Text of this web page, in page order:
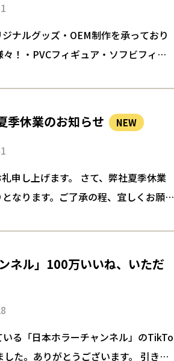
ナルグッズ・OEM制作を承っており
！・PVCフィギュア・ソフビフィギ
季休業のお知らせ NEW
申し上げます。 さて、弊社夏季休業
なります。ご了承の程、宜しくお願い
ネル」100万いいね、いただ
る「日本ホラーチャンネル」のTikTo
た。ありがとうございます。 引き続